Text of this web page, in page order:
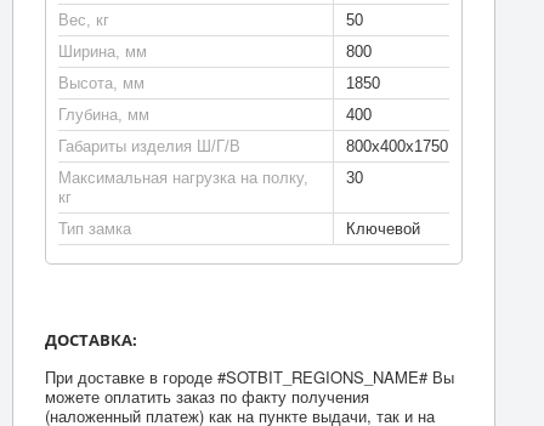
Вес, кг
50
Ширина, мм
800
Высота, мм
1850
Глубина, мм
400
Габариты изделия Ш/Г/В
800х400х1750
Максимальная нагрузка на полку,
кг
30
Тип замка Ключевой
ДОСТАВКА:
При доставке в городе #SOTBIT_REGIONS_NAME# Вы
можете оплатить заказ по факту получения
(наложенный платеж) как на пункте выдачи, так и на